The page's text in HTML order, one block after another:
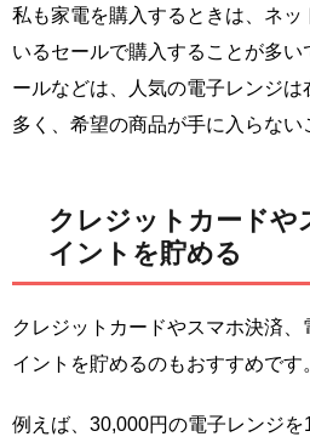
私も家電を購入するときは、ネッ
いるセールで購入することが多
ールなどは、人気の電子レンジ
多く、希望の商品が手に入らない
クレジットカードや
イントを貯める
クレジットカードやスマホ決済
イントを貯めるのもおすすめです
例えば、30,000円の電子レンジ